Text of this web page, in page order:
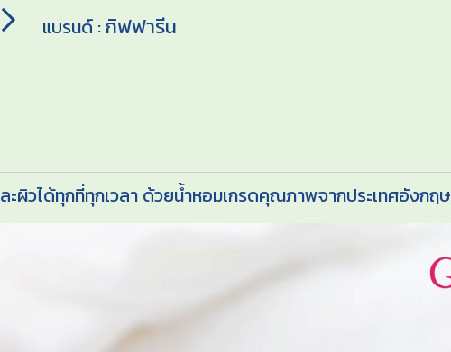
แบรนด์ :กิฟฟารีน
ะผิวได้ทุกที่ทุกเวลา ด้วยน้ำหอมเกรดคุณภาพจากประเทศอังกฤษ